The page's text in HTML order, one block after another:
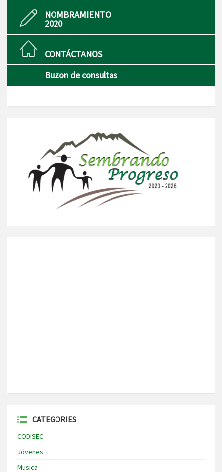
NOMBRAMIENTO
2020
CONTÁCTANOS
Buzon de consultas
CATEGORIES
CODISEC
Jóvenes
Musica